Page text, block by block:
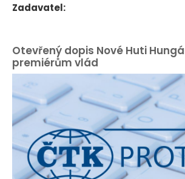
Zadavatel:
Otevřený dopis Nové Huti
premiérům vlád